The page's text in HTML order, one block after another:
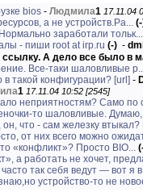
bios - Людмила1 17.11.04
а не устройств.Ра...
заработали тольк...
- пиши root at irp.ru (-) -
ссылку. А дело все было в
Все-таки шаловливые
такой конфигурации? [url] -
1 17.11.04 10:52 [2545]
неприятностям? Само по
то шаловливые. Думаю,
он, что - сам железку
от них всего можно
«конфликт»? Просто BIO...
а работать не хочет,
так себя ведут — вот я
устройство-то не